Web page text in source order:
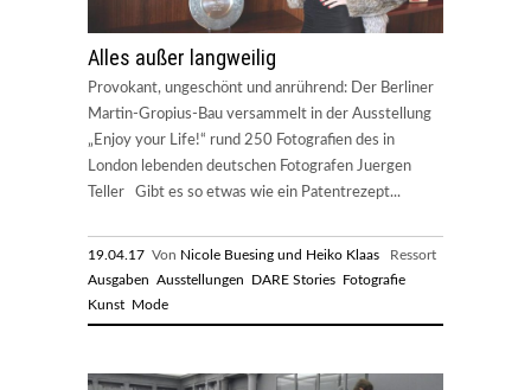
Alles außer langweilig
Provokant, ungeschönt und anrührend: Der Berliner
Martin-Gropius-Bau versammelt in der Ausstellung
„Enjoy your Life!“ rund 250 Fotografien des in
London lebenden deutschen Fotografen Juergen
Teller Gibt es so etwas wie ein Patentrezept...
19.04.17 Von Nicole Buesing und Heiko Klaas Ressort
Ausgaben Ausstellungen DARE Stories Fotografie
Kunst Mode